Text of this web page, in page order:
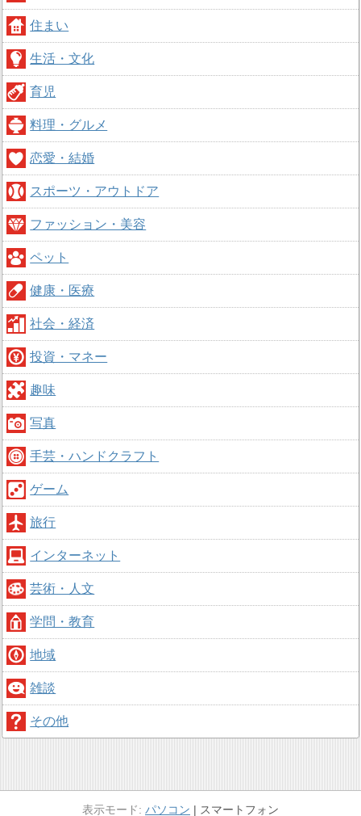
住まい
生活・文化
育児
料理・グルメ
恋愛・結婚
スポーツ・アウトドア
ファッション・美容
ペット
健康・医療
社会・経済
投資・マネー
趣味
写真
手芸・ハンドクラフト
ゲーム
旅行
インターネット
芸術・人文
学問・教育
地域
雑談
その他
パソコン スマートフォン